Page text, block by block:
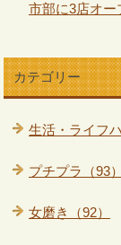
市部に3店オー
カテゴリー
生活・ライフ
プチプラ（93）
女磨き（92）